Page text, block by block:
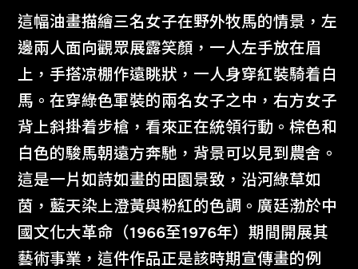
這幅油畫描繪三名女子在野外牧馬的情景，左
邊兩人面向觀眾展露笑顏，一人左手放在眉
上，手搭凉棚作遠眺狀，一人身穿紅裝騎着白
馬。在穿綠色軍裝的兩名女子之中，右方女子
背上斜掛着步槍，看來正在統領行動。棕色和
白色的駿馬朝遠方奔馳，背景可以見到農舍。
這是一片如詩如畫的田園景致，沿河綠草如
茵，藍天染上澄黃與粉紅的色調。廣廷渤於中
國文化大革命（1966至1976年）期間開展其
藝術事業，這件作品正是該時期宣傳畫的例